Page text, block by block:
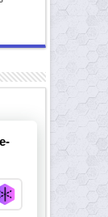
Generate new